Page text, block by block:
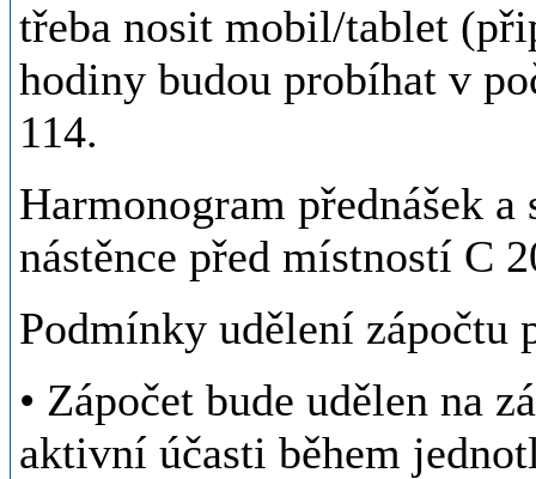
třeba nosit mobil/tablet
hodiny budou probíhat v
114.
Harmonogram přednášek
nástěnce před místností C
Podmínky udělení
• Zápočet bude udělen na
aktivní účasti během